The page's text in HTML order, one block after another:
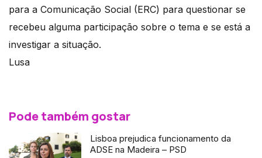
para a Comunicação Social (ERC) para questionar se
recebeu alguma participação sobre o tema e se está a
investigar a situação.
Lusa
Pode também gostar
Lisboa prejudica funcionamento da
ADSE na Madeira – PSD